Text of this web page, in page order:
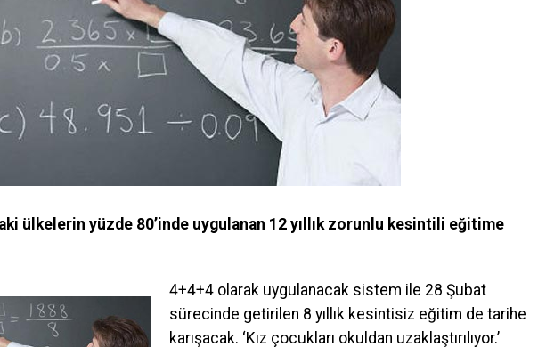
ülkelerin yüzde 80’inde uygulanan 12 yıllık zorunlu kesintili eğitime
4+4+4 olarak uygulanacak sistem ile 28 Şubat
sürecinde getirilen 8 yıllık kesintisiz eğitim de tarihe
karışacak. ‘Kız çocukları okuldan uzaklaştırılıyor.’